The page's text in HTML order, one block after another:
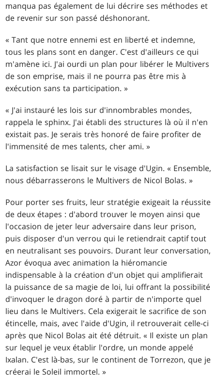
manqua pas également de lui décrire ses méthodes et
de revenir sur son passé déshonorant.
« Tant que notre ennemi est en liberté et indemne,
tous les plans sont en danger. C'est d'ailleurs ce qui
m'amène ici. J'ai ourdi un plan pour libérer le Multivers
de son emprise, mais il ne pourra pas être mis à
exécution sans ta participation. »
« J'ai instauré les lois sur d'innombrables mondes,
rappela le sphinx. J'ai établi des structures là où il n'en
existait pas. Je serais très honoré de faire profiter de
l'immensité de mes talents, cher ami. »
La satisfaction se lisait sur le visage d'Ugin. « Ensemble,
nous débarrasserons le Multivers de Nicol Bolas. »
Pour porter ses fruits, leur stratégie exigeait la réussite
de deux étapes : d'abord trouver le moyen ainsi que
l'occasion de jeter leur adversaire dans leur prison,
puis disposer d'un verrou qui le retiendrait captif tout
en neutralisant ses pouvoirs. Durant leur conversation,
Azor évoqua avec animation la hiéromancie
indispensable à la création d'un objet qui amplifierait
la puissance de sa magie de loi, lui offrant la possibilité
d'invoquer le dragon doré à partir de n'importe quel
lieu dans le Multivers. Cela exigerait le sacrifice de son
étincelle, mais, avec l'aide d'Ugin, il retrouverait celle-ci
après que Nicol Bolas ait été détruit. « Il existe un plan
sur lequel je veux établir l'ordre, un monde appelé
Ixalan. C'est là-bas, sur le continent de Torrezon, que je
créerai le Soleil immortel. »